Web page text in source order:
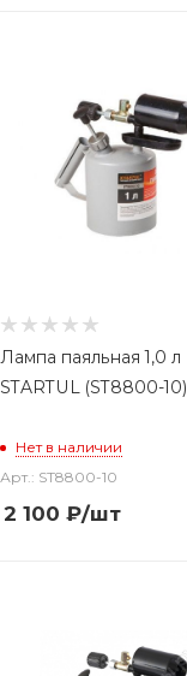
Лампа паяльная 1,0 л
STARTUL (ST8800-10)
Нет в наличии
Арт.: ST8800-10
2 100 ₽/шт